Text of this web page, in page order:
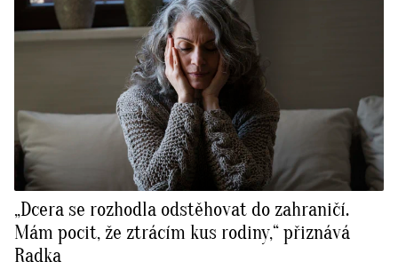
„Dcera se rozhodla odstěhovat do zahraničí.
Mám pocit, že ztrácím kus rodiny,“ přiznává
Radka